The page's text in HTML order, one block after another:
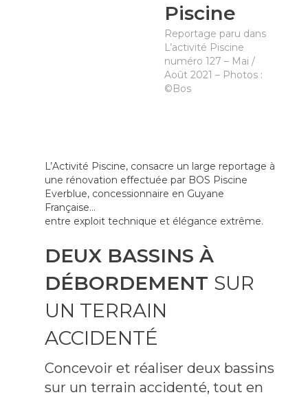
Piscine
Reportage paru dans
L’activité Piscine
numéro 127 – Mai /
Août 2021 – Photos :
©Bos
L’Activité Piscine, consacre un large reportage à
une rénovation effectuée par BOS Piscine
Everblue, concessionnaire en Guyane
Française…
entre exploit technique et élégance extrême.
DEUX BASSINS À
DÉBORDEMENT SUR
UN TERRAIN
ACCIDENTÉ
Concevoir et réaliser deux bassins
sur un terrain accidenté, tout en